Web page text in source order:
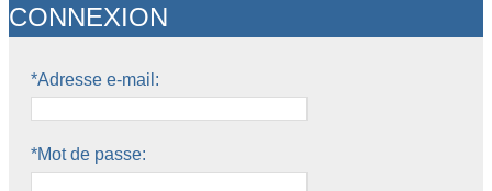
CONNEXION
*Adresse e-mail:
*Mot de passe: